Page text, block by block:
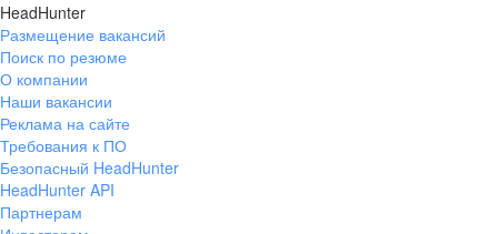
HeadHunter
Размещение вакансий
Поиск по резюме
О компании
Наши вакансии
Реклама на сайте
Требования к ПО
Безопасный HeadHunter
HeadHunter API
Партнерам